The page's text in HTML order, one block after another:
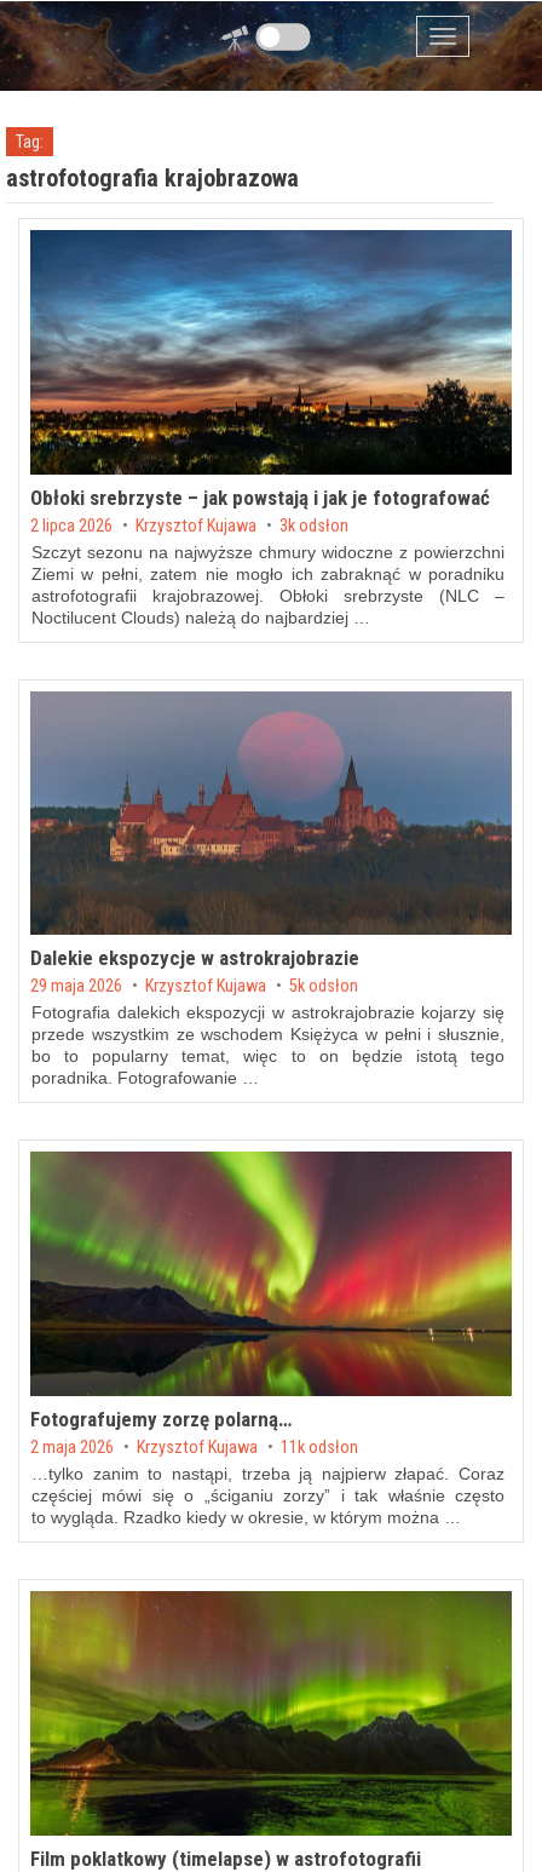
Przejdź do zawartości
Menu
Tag:
astrofotografia krajobrazowa
Obłoki srebrzyste – jak powstają i jak je fotografować
Posted on
2 lipca 2026 byKrzysztof Kujawa 3k odsłon
Szczyt sezonu na najwyższe chmury widoczne z powierzchni
Ziemi w pełni, zatem nie mogło ich zabraknąć w poradniku
astrofotografii krajobrazowej. Obłoki srebrzyste (NLC –
Noctilucent Clouds) należą do najbardziej …
Dalekie ekspozycje w astrokrajobrazie
Posted on
29 maja 2026 by Krzysztof Kujawa 5k odsłon
Fotografia dalekich ekspozycji w astrokrajobrazie kojarzy się
przede wszystkim ze wschodem Księżyca w pełni i słusznie,
bo to popularny temat, więc to on będzie istotą tego
poradnika. Fotografowanie …
Fotografujemy zorzę polarną…
Posted on
2 maja 2026 by Krzysztof Kujawa 11k odsłon
…tylko zanim to nastąpi, trzeba ją najpierw złapać. Coraz
częściej mówi się o „ściganiu zorzy” i tak właśnie często
to wygląda. Rzadko kiedy w okresie, w którym można …
Film poklatkowy (timelapse) w astrofotografii